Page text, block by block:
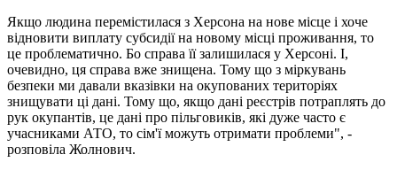
Якщо людина перемістилася з Херсона на нове місце і хоче
відновити виплату субсидії на новому місці проживання, то
це проблематично. Бо справа її залишилася у Херсоні. І,
очевидно, ця справа вже знищена. Тому що з міркувань
безпеки ми давали вказівки на окупованих територіях
знищувати ці дані. Тому що, якщо дані реєстрів потраплять до
рук окупантів, це дані про пільговиків, які дуже часто є
учасниками АТО, то сім'ї можуть отримати проблеми", -
розповіла Жолнович.